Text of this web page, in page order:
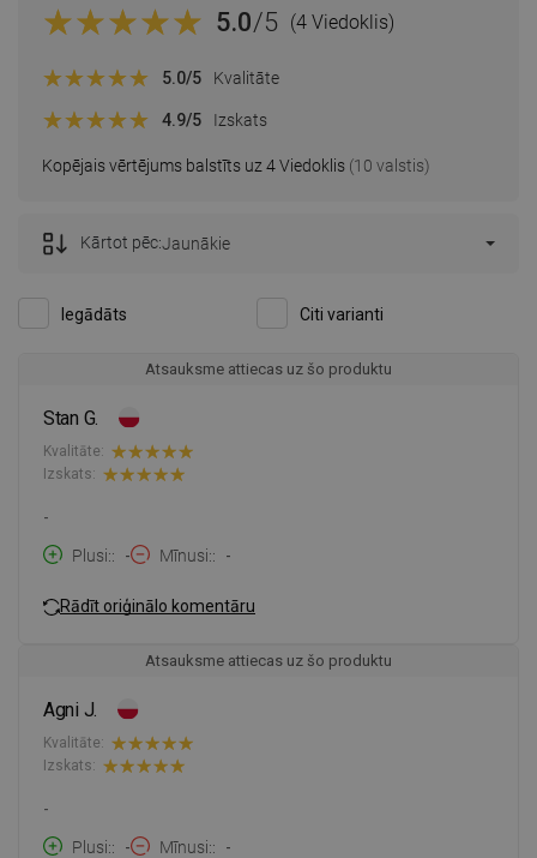
5.0/5 (4 Viedoklis)
Kopējais vērtējums balstīts uz 4 Viedoklis (10 valstis)
5.0/5 Kvalitāte
4.9/5 Izskats
Iegādāts Citi varianti
Kārtot pēc:Jaunākie
Atsauksme attiecas uz šo produktu
Stan G.
Kvalitāte:
Izskats:
-
Plusi:
- Mīnusi: -
Rādīt oriģinālo komentāru
Atsauksme attiecas uz šo produktu
Agni J.
Kvalitāte:
Izskats:
-
Plusi:
- Mīnusi: -